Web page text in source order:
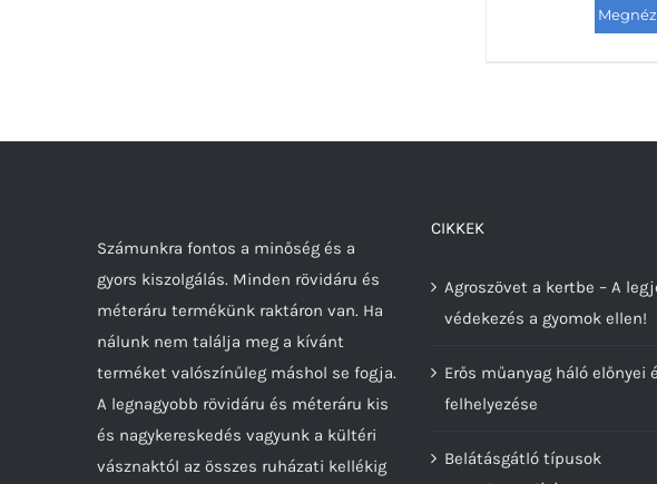
termékoldalon
választhatók
Számunkra fontos a minőség és a
gyors kiszolgálás. Minden rövidáru és
méteráru termékünk raktáron van. Ha
nálunk nem találja meg a kívánt
terméket valószínűleg máshol se fogja.
A legnagyobb rövidáru és méteráru kis
és nagykereskedés vagyunk a kültéri
vásznaktól az összes ruházati kellékig
CIKKEK
Agroszövet a kertbe – A
védekezés a gyomok ellen!
Erős műanyag háló előnyei
felhelyezése
Belátásgátló típusok